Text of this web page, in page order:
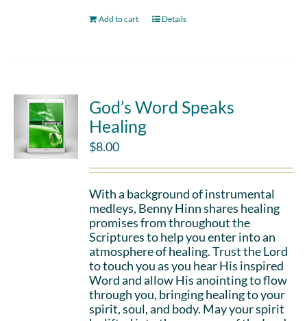
Add to cart Details
God’s Word Speaks
Healing
$8.00
With a background of instrumental
medleys, Benny Hinn shares healing
promises from throughout the
Scriptures to help you enter into an
atmosphere of healing. Trust the Lord
to touch you as you hear His inspired
Word and allow His anointing to flow
through you, bringing healing to your
spirit, soul, and body. May your spirit